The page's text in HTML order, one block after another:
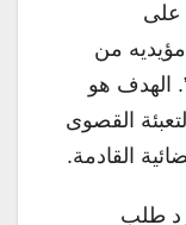
على
مؤيديه من
الهدف هو
القصوى
القادمة.
طلب